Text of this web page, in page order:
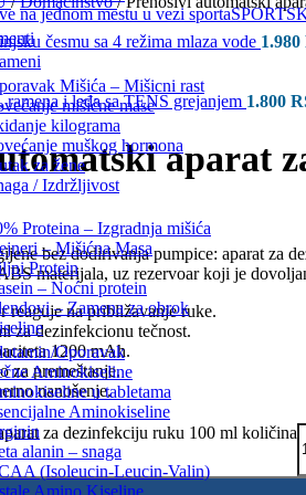
Mišića – Mišicni rast
mišićne mase
kilograma
muškog hormona
za žene
/ Izdržljivost
Proteina – Izgradnja mišića
– Mišićna Masa
Protein
– Noćni protein
– Zamena za obrok
Oporavak
Aminokiseline
u tabletama
Aminokiseline
alanin – snaga
(Isoleucin-Leucin-Valin)
Amino Kiseline
česmu sa 4 režima mlaza vode 1.980
ramena i leđa sa TENS grejanjem 1.800
aparat
bez dodirivanja pumpice: aparat za
materijala, uz rezervoar koji je
reaguje na približavanje ruke.
za dezinfekcionu tečnost.
1200 mAh.
za premeštanje.
nanošenje.
za dezinfekciju ruku 100 ml količina